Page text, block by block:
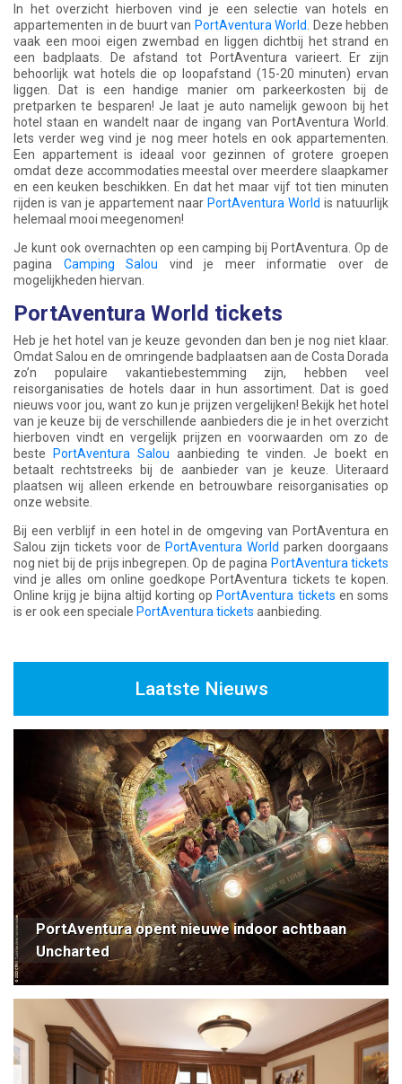
In het overzicht hierboven vind je een selectie van hotels en
appartementen in de buurt van PortAventura World
. Deze hebben
vaak een mooi eigen zwembad en liggen dichtbij het strand en
een badplaats. De afstand tot PortAventura varieert. Er zijn
behoorlijk wat hotels die op loopafstand (15-20 minuten) ervan
liggen. Dat is een handige manier om parkeerkosten bij de
pretparken te besparen! Je laat je auto namelijk gewoon bij het
hotel staan en wandelt naar de ingang van PortAventura World.
Iets verder weg vind je nog meer hotels en ook appartementen.
Een appartement is ideaal voor gezinnen of grotere groepen
omdat deze accommodaties meestal over meerdere slaapkamer
en een keuken beschikken. En dat het maar vijf tot tien minuten
rijden is van je appartement naar PortAventura World is natuurlijk
helemaal mooi meegenomen!
Je kunt ook overnachten op een camping bij PortAventura. Op de
pagina Camping Salou vind je meer informatie over de
mogelijkheden hiervan.
PortAventura World tickets
Heb je het hotel van je keuze gevonden dan ben je nog niet klaar.
Omdat Salou en de omringende badplaatsen aan de Costa Dorada
zo’n populaire vakantiebestemming zijn, hebben veel
reisorganisaties de hotels daar in hun assortiment. Dat is goed
nieuws voor jou, want zo kun je prijzen vergelijken! Bekijk het hotel
van je keuze bij de verschillende aanbieders die je in het overzicht
hierboven vindt en vergelijk prijzen en voorwaarden om zo de
beste
PortAventura Salou aanbieding te vinden. Je boekt en
betaalt rechtstreeks bij de aanbieder van je keuze. Uiteraard
plaatsen wij alleen erkende en betrouwbare reisorganisaties op
onze website.
Bij een verblijf in een hotel in de omgeving van PortAventura en
Salou zijn tickets voor de PortAventura World parken doorgaans
nog niet bij de prijs inbegrepen. Op de pagina PortAventura tickets
vind je alles om online goedkope PortAventura tickets te kopen.
Online krijg je bijna altijd korting op PortAventura tickets en soms
is er ook een speciale PortAventura tickets aanbieding.
Laatste Nieuws
PortAventura opent nieuwe indoor achtbaan
Uncharted